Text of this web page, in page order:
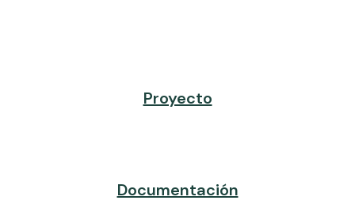
Proyecto
Documentación